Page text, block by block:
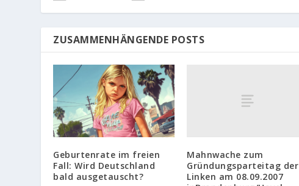
ZUSAMMENHÄNGENDE POSTS
Geburtenrate im freien
Fall: Wird Deutschland
bald ausgetauscht?
Mahnwache zum
Gründungsparteitag der
Linken am 08.09.2007